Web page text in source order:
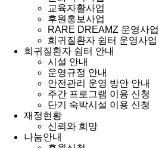
교육자활사업
후원홍보사업
RARE DREAMZ 운영사업
희귀질환자 쉼터 운영사업
희귀질환자 쉼터 안내
시설 안내
운영규정 안내
안전관리 운영 방안 안내
주간 프로그램 이용 신청
단기 숙박시설 이용 신청
재정현황
신뢰와 희망
나눔안내